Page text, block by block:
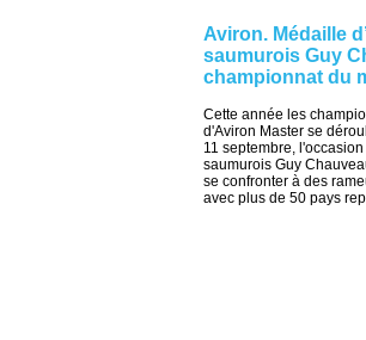
Aviron. Médaille
saumurois Guy
championnat du
Cette année les
d'Aviron Master se
11 septembre,
saumurois Guy
se confronter à des
avec plus de 50 pays